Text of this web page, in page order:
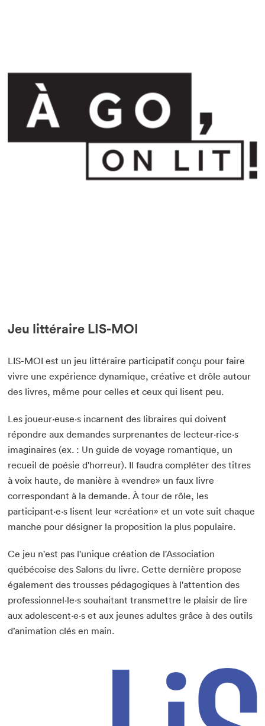
Que cherchez-vous?
Jeu littéraire LIS-MOI
LIS-MOI est un jeu littéraire participatif conçu pour faire
vivre une expérience dynamique, créative et drôle autour
des livres, même pour celles et ceux qui lisent peu.
Les joueur·euse·s incarnent des libraires qui doivent
répondre aux demandes surprenantes de lecteur·rice·s
imaginaires (ex. : Un guide de voyage romantique, un
recueil de poésie d'horreur). Il faudra compléter des titres
à voix haute, de manière à «vendre» un faux livre
correspondant à la demande. À tour de rôle, les
participant·e·s lisent leur «création» et un vote suit chaque
manche pour désigner la proposition la plus populaire.
Ce jeu n'est pas l'unique création de l'Association
québécoise des Salons du livre. Cette dernière propose
également des trousses pédagogiques à l'attention des
professionnel·le·s souhaitant transmettre le plaisir de lire
aux adolescent·e·s et aux jeunes adultes grâce à des outils
d’animation clés en main.